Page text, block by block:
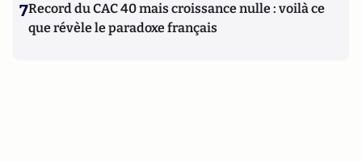
7Record du CAC 40 mais croissance nulle : voilà ce
que révèle le paradoxe français